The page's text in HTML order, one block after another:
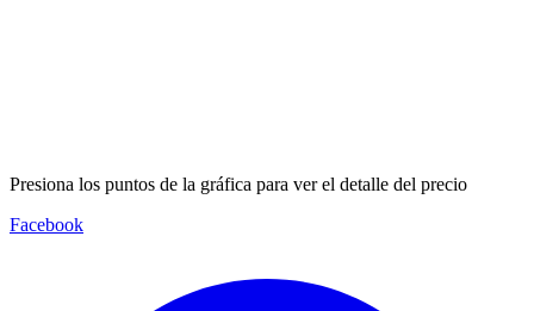
Presiona los puntos de la gráfica para ver el detalle del precio
Facebook